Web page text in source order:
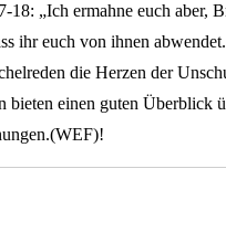
18: „Ich ermahne euch aber,
ihr euch von ihnen
die Herzen der
bieten einen guten Überblick